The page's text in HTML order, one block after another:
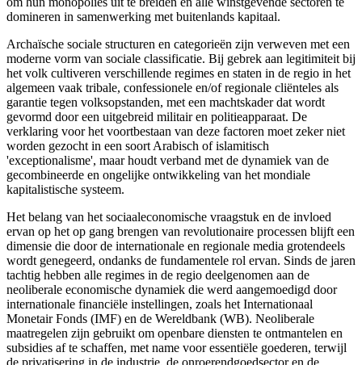
domineren in samenwerking met buitenlands kapitaal.
Archaïsche sociale structuren en categorieën zijn verweven met een
moderne vorm van sociale classificatie. Bij gebrek aan legitimiteit bij
het volk cultiveren verschillende regimes en staten in de regio in het
algemeen vaak tribale, confessionele en/of regionale cliënteles als
garantie tegen volksopstanden, met een machtskader dat wordt
gevormd door een uitgebreid militair en politieapparaat. De
verklaring voor het voortbestaan van deze factoren moet zeker niet
worden gezocht in een soort Arabisch of islamitisch
'exceptionalisme', maar houdt verband met de dynamiek van de
gecombineerde en ongelijke ontwikkeling van het mondiale
kapitalistische systeem.
Het belang van het sociaaleconomische vraagstuk en de invloed
ervan op het op gang brengen van revolutionaire processen blijft een
dimensie die door de internationale en regionale media grotendeels
wordt genegeerd, ondanks de fundamentele rol ervan. Sinds de jaren
tachtig hebben alle regimes in de regio deelgenomen aan de
neoliberale economische dynamiek die werd aangemoedigd door
internationale financiële instellingen, zoals het Internationaal
Monetair Fonds (IMF) en de Wereldbank (WB). Neoliberale
maatregelen zijn gebruikt om openbare diensten te ontmantelen en
subsidies af te schaffen, met name voor essentiële goederen, terwijl
de privatisering in de industrie, de onroerendgoedsector en de